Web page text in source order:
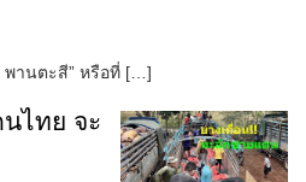
พานตะสี” หรือที่ […]
ไทย จะ